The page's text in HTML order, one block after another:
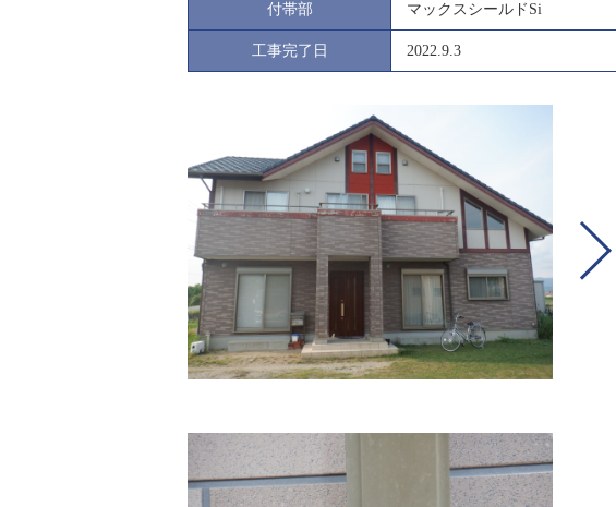
付帯部 マックスシールドSi
工事完了日 2022.9.3